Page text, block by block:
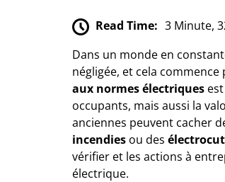
Read Time: 3 Minute,
Dans un monde en
négligée, et cela commence
aux normes électriques
occupants, mais aussi la
anciennes peuvent cacher
incendies ou des
vérifier et les actions à
électrique.